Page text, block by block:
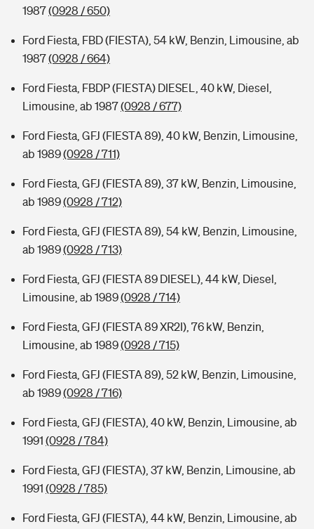
1987(0928 / 650)
Ford Fiesta, FBD (FIESTA), 54 kW, Benzin, Limousine, ab
1987(0928 / 664)
Ford Fiesta, FBDP (FIESTA) DIESEL, 40 kW, Diesel,
Limousine, ab 1987(0928 / 677)
Ford Fiesta, GFJ (FIESTA 89), 40 kW, Benzin, Limousine,
ab 1989(0928 / 711)
Ford Fiesta, GFJ (FIESTA 89), 37 kW, Benzin, Limousine,
ab 1989(0928 / 712)
Ford Fiesta, GFJ (FIESTA 89), 54 kW, Benzin, Limousine,
ab 1989(0928 / 713)
Ford Fiesta, GFJ (FIESTA 89 DIESEL), 44 kW, Diesel,
Limousine, ab 1989(0928 / 714)
Ford Fiesta, GFJ (FIESTA 89 XR2I), 76 kW, Benzin,
Limousine, ab 1989(0928 / 715)
Ford Fiesta, GFJ (FIESTA 89), 52 kW, Benzin, Limousine,
ab 1989(0928 / 716)
Ford Fiesta, GFJ (FIESTA), 40 kW, Benzin, Limousine, ab
1991 (0928 / 784)
Ford Fiesta, GFJ (FIESTA), 37 kW, Benzin, Limousine, ab
1991 (0928 / 785)
Ford Fiesta, GFJ (FIESTA), 44 kW, Benzin, Limousine, ab